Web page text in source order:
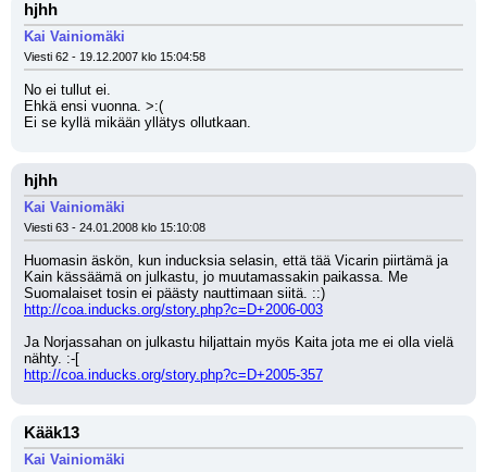
hjhh
Kai Vainiomäki
Viesti 62 - 19.12.2007 klo 15:04:58
No ei tullut ei.
Ehkä ensi vuonna. >:(
Ei se kyllä mikään yllätys ollutkaan.
hjhh
Kai Vainiomäki
Viesti 63 - 24.01.2008 klo 15:10:08
Huomasin äskön, kun inducksia selasin, että tää Vicarin piirtämä ja
Kain kässäämä on julkastu, jo muutamassakin paikassa. Me
Suomalaiset tosin ei päästy nauttimaan siitä. ::)
http://coa.inducks.org/story.php?c=D+2006-003
Ja Norjassahan on julkastu hiljattain myös Kaita jota me ei olla vielä
nähty. :-[
http://coa.inducks.org/story.php?c=D+2005-357
Kääk13
Kai Vainiomäki